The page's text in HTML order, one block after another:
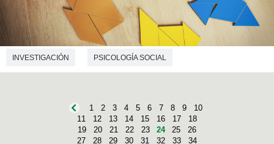
INVESTIGACIÓN PSICOLOGÍA SOCIAL
1 2 3 4 5 6 7 8 9
10
11
12 13 14 15 16 17
18
19
20 21 22 23 24 25
26
27
28 29 30 31 32 33
34